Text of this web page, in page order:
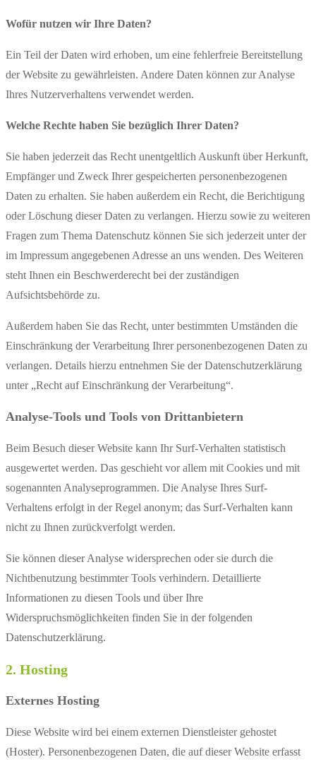
Wofür nutzen wir Ihre Daten?
Ein Teil der Daten wird erhoben, um eine fehlerfreie Bereitstellung
der Website zu gewährleisten. Andere Daten können zur Analyse
Ihres Nutzerverhaltens verwendet werden.
Welche Rechte haben Sie bezüglich Ihrer Daten?
Sie haben jederzeit das Recht unentgeltlich Auskunft über Herkunft,
Empfänger und Zweck Ihrer gespeicherten personenbezogenen
Daten zu erhalten. Sie haben außerdem ein Recht, die Berichtigung
oder Löschung dieser Daten zu verlangen. Hierzu sowie zu weiteren
Fragen zum Thema Datenschutz können Sie sich jederzeit unter der
im Impressum angegebenen Adresse an uns wenden. Des Weiteren
steht Ihnen ein Beschwerderecht bei der zuständigen
Aufsichtsbehörde zu.
Außerdem haben Sie das Recht, unter bestimmten Umständen die
Einschränkung der Verarbeitung Ihrer personenbezogenen Daten zu
verlangen. Details hierzu entnehmen Sie der Datenschutzerklärung
unter „Recht auf Einschränkung der Verarbeitung“.
Analyse-Tools und Tools von Drittanbietern
Beim Besuch dieser Website kann Ihr Surf-Verhalten statistisch
ausgewertet werden. Das geschieht vor allem mit Cookies und mit
sogenannten Analyseprogrammen. Die Analyse Ihres Surf-
Verhaltens erfolgt in der Regel anonym; das Surf-Verhalten kann
nicht zu Ihnen zurückverfolgt werden.
Sie können dieser Analyse widersprechen oder sie durch die
Nichtbenutzung bestimmter Tools verhindern. Detaillierte
Informationen zu diesen Tools und über Ihre
Widerspruchsmöglichkeiten finden Sie in der folgenden
Datenschutzerklärung.
2. Hosting
Externes Hosting
Diese Website wird bei einem externen Dienstleister gehostet
(Hoster). Personenbezogenen Daten, die auf dieser Website erfasst